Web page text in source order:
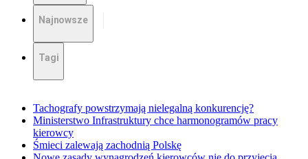
Najnowsze
Tagi
Tachografy powstrzymają nielegalną konkurencję?
Ministerstwo Infrastruktury chce harmonogramów pracy
kierowcy
Śmieci zalewają zachodnią Polskę